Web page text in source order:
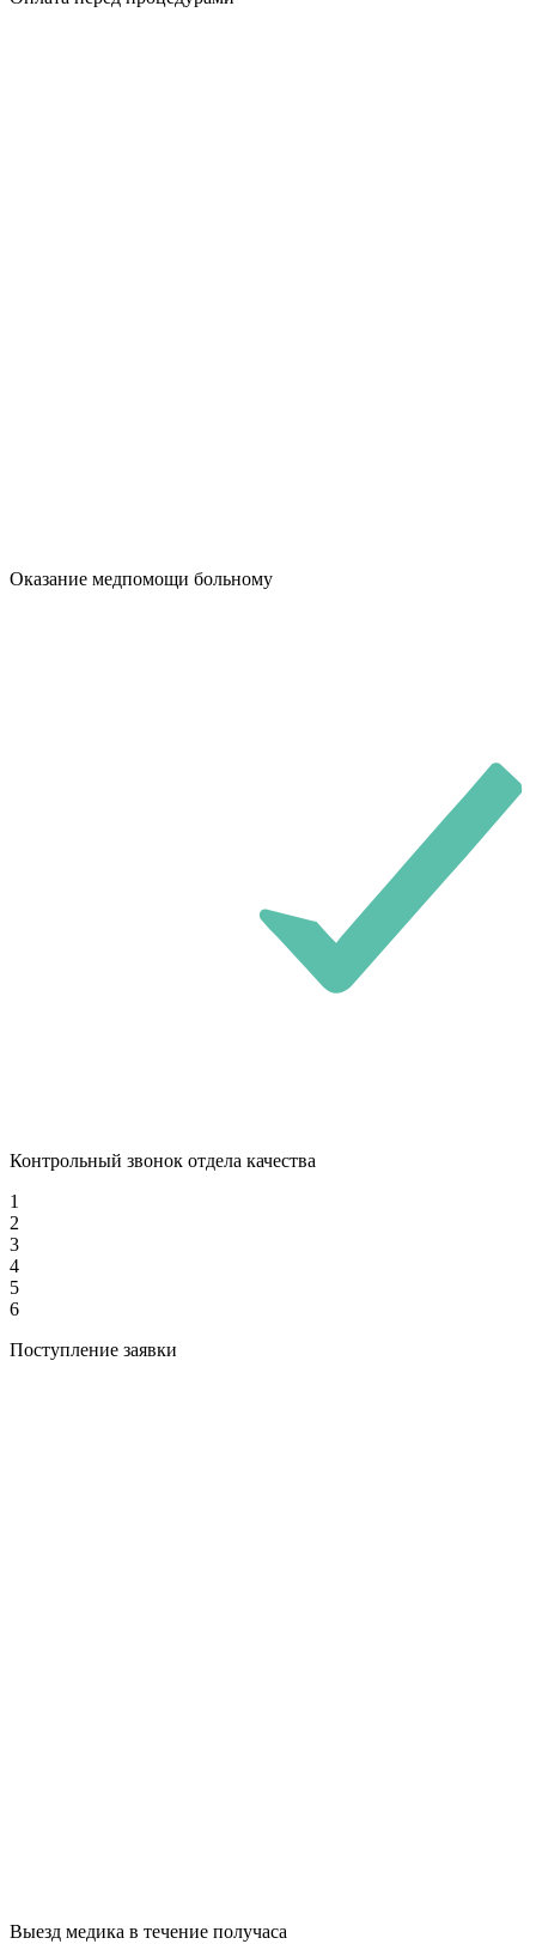
Оказание медпомощи больному
Контрольный звонок отдела качества
1
2
3
4
5
6
Поступление заявки
Выезд медика в течение получаса